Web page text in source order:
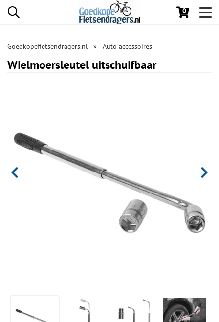
0
Goedkopefietsendragers.nl Auto accessoires
Wielmoersleutel uitschuifbaar